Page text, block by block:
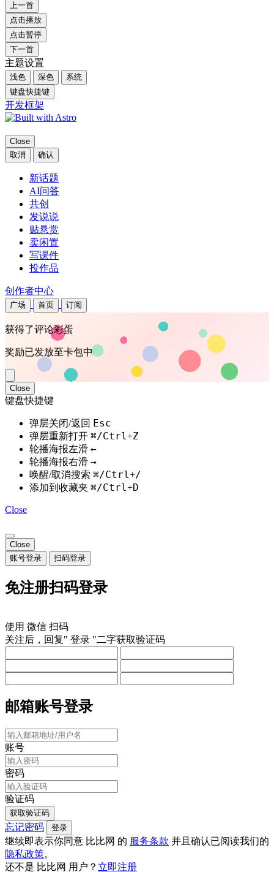
上一首
点击播放
点击暂停
下一首
主题设置
浅色 深色
系统
键盘快捷键
开发框架
Close
取消
确认
新话题
AI问答
共创
发说说
贴悬赏
卖闲置
写课件
投作品
创作者中心
广场 首页 订阅
获得了评论彩蛋
奖励已发放至卡包中
Close
键盘快捷键
弹层关闭/返回 Esc
弹层重新打开 ⌘/Ctrl+Z
轮播海报左滑 ←
轮播海报右滑 →
唤醒/取消搜索 ⌘/Ctrl+/
添加到收藏夹 ⌘/Ctrl+D
Close
Close
账号登录
扫码登录
免注册扫码登录
使用 微信 扫码
关注后，回复" 登录 "二字获取验证码
邮箱账号登录
账号
密码
验证码
获取验证码
忘记密码 登录
继续即表示你同意 比比网 的 服务条款 并且确认已阅读我们的
隐私政策。
还不是 比比网 用户？ 立即注册